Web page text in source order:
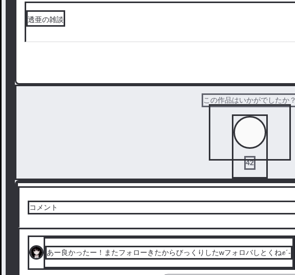
透亜の雑談
この作品はいかがでしたか？
42
コメント
あー良かったー！またフォローきたからびっくりしたwフォロバしとくね✊´-